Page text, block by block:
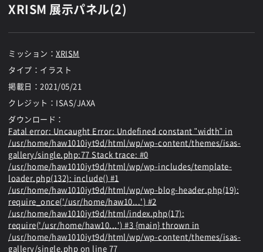
XRISM 展示パネル(2)
ミッション： XRISM
タイプ：イラスト
掲載日： 2021/05/21
クレジット：ISAS/JAXA
ダウンロード：
Fatal error: Uncaught Error: Undefined constant "width" in
/usr/home/haw1010iyt9d/html/wp/wp-content/themes/isas-
gallery/single.php:77 Stack trace: #0
/usr/home/haw1010iyt9d/html/wp/wp-includes/template-
loader.php(132): include() #1
/usr/home/haw1010iyt9d/html/wp/wp-blog-header.php(19):
require_once('/usr/home/haw10...') #2
/usr/home/haw1010iyt9d/html/index.php(17):
require('/usr/home/haw10...') #3 {main} thrown in
/usr/home/haw1010iyt9d/html/wp/wp-content/themes/isas-
gallery/single.php on line 77